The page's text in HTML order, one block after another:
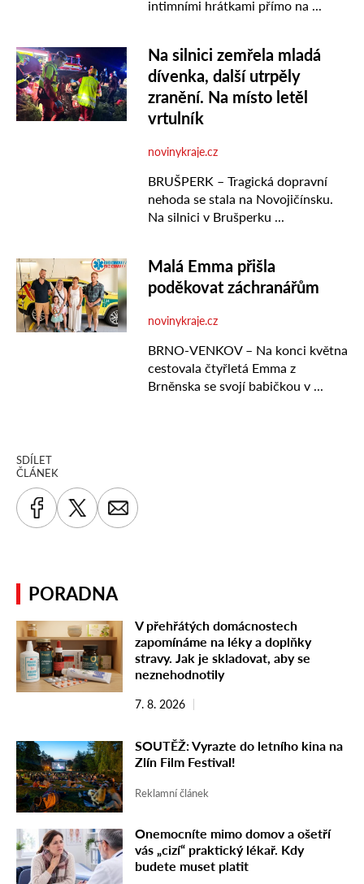
SDÍLET
ČLÁNEK
PORADNA
V přehřátých domácnostech
zapomínáme na léky a doplňky
stravy. Jak je skladovat, aby se
neznehodnotily
7. 8. 2026
SOUTĚŽ: Vyrazte do letního kina na
Zlín Film Festival!
Reklamní článek
Onemocníte mimo domov a ošetří
vás „cizí“ praktický lékař. Kdy
budete muset platit